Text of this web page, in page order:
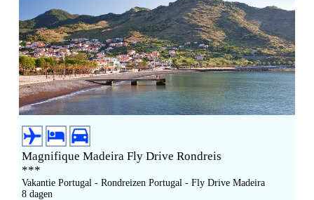
Magnifique Madeira Fly Drive Rondreis
***
Vakantie Portugal - Rondreizen Portugal - Fly Drive Madeira
8 dagen